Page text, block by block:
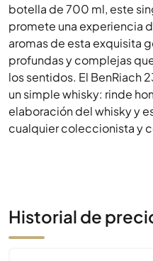
botella de 700 ml, este
promete una experiencia
aromas de esta exquisita
profundas y complejas
los sentidos. El BenRiach
un simple whisky: rinde
elaboración del whisky y
cualquier coleccionista y
Historial de